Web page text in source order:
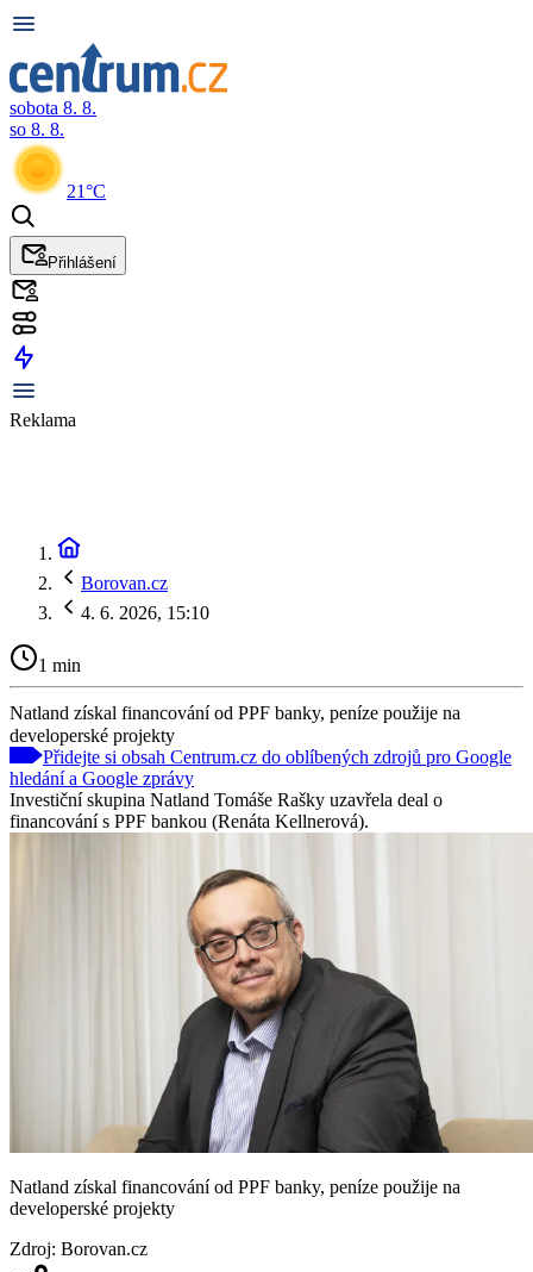
sobota 8. 8.
so 8. 8.
21°C
Přihlášení
Reklama
Borovan.cz
4. 6. 2026, 15:10
1 min
Natland získal financování od PPF banky, peníze použije na
developerské projekty
Přidejte si obsah Centrum.cz do oblíbených zdrojů pro Google
hledání a Google zprávy
Investiční skupina Natland Tomáše Rašky uzavřela deal o
financování s PPF bankou (Renáta Kellnerová).
Natland získal financování od PPF banky, peníze použije na
developerské projekty
Zdroj: Borovan.cz